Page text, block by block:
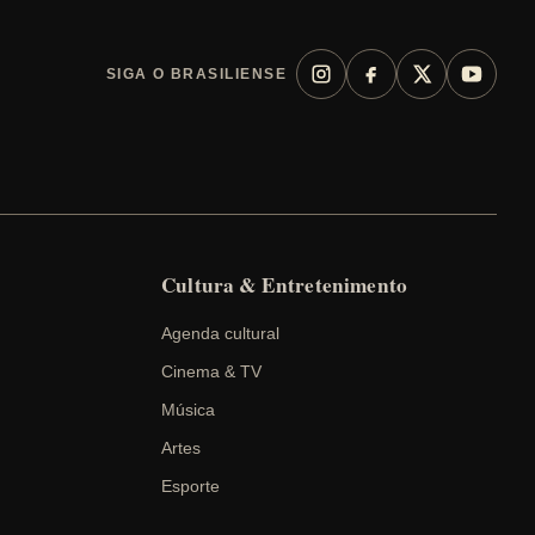
SIGA O BRASILIENSE
Cultura & Entretenimento
Agenda cultural
Cinema & TV
Música
Artes
Esporte